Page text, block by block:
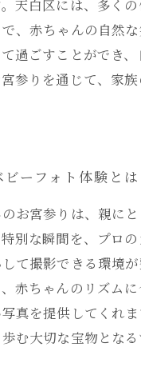
天白区には、多く
、赤ちゃんの自然
過ごすことができ
参りを通じて、家
ーフォト体験とは
お宮参りは、親に
別な瞬間を、プロ
て撮影できる環境
赤ちゃんのリズム
真を提供してくれ
む大切な宝物となる